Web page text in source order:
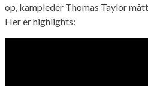
op, kampleder Thomas Taylor
Her er highlights: